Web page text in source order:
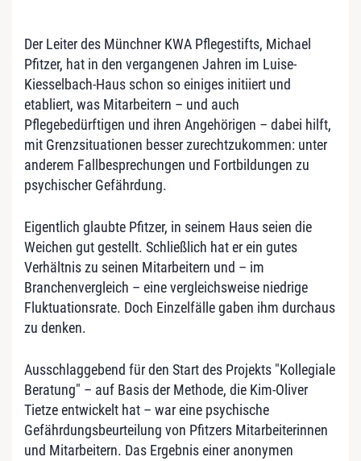
Der Leiter des Münchner KWA Pflegestifts, Michael
Pfitzer, hat in den vergangenen Jahren im Luise-
Kiesselbach-Haus schon so einiges initiiert und
etabliert, was Mitarbeitern – und auch
Pflegebedürftigen und ihren Angehörigen – dabei hilft,
mit Grenzsituationen besser zurechtzukommen: unter
anderem Fallbesprechungen und Fortbildungen zu
psychischer Gefährdung.
Eigentlich glaubte Pfitzer, in seinem Haus seien die
Weichen gut gestellt. Schließlich hat er ein gutes
Verhältnis zu seinen Mitarbeitern und – im
Branchenvergleich – eine vergleichsweise niedrige
Fluktuationsrate. Doch Einzelfälle gaben ihm durchaus
zu denken.
Ausschlaggebend für den Start des Projekts "Kollegiale
Beratung" – auf Basis der Methode, die Kim-Oliver
Tietze entwickelt hat – war eine psychische
Gefährdungsbeurteilung von Pfitzers Mitarbeiterinnen
und Mitarbeitern. Das Ergebnis einer anonymen